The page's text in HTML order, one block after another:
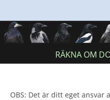
innehållet
RÄKNA OM
OBS: Det är ditt eget ansvar